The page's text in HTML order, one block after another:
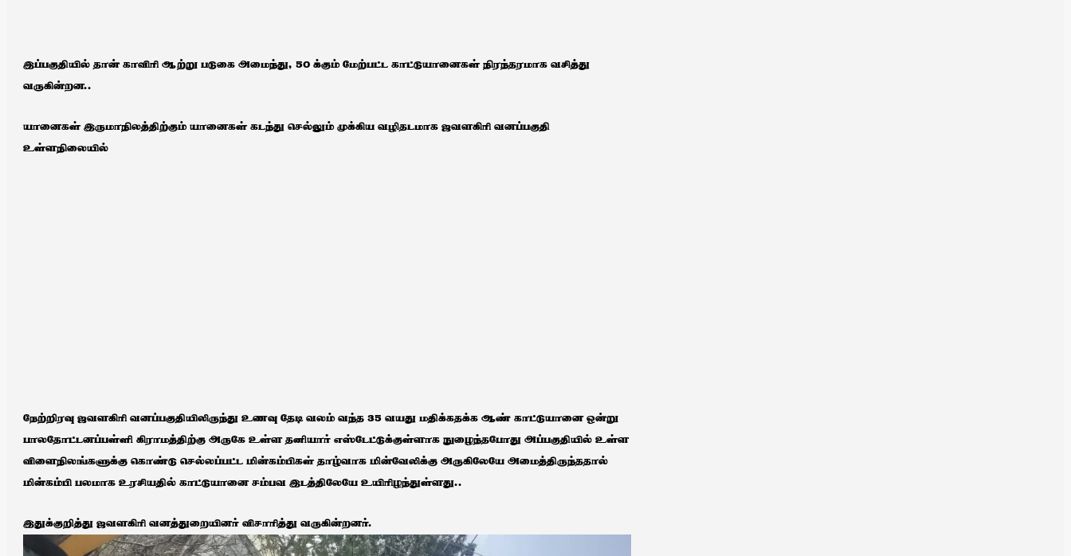
இப்பகுதியில் தான் காவிரி ஆற்று படுகை அமைந்து, 50 க்கும் மேற்பட்ட காட்டுயானைகள் நிரந்தரமாக வசித்து
வருகின்றன..
யானைகள் இருமாநிலத்திற்கும் யானைகள் கடந்து செல்லும் முக்கிய வழிதடமாக ஜவளகிரி வனப்பகுதி
உள்ளநிலையில்
நேற்றிரவு ஜவளகிரி வனப்பகுதியிலிருந்து உணவு தேடி வலம் வந்த 35 வயது மதிக்கதக்க ஆண் காட்டுயானை ஒன்று
பாலதோட்டனப்பள்ளி கிராமத்திற்கு அருகே உள்ள தனியார் எஸ்டேட்டுக்குள்ளாக நுழைந்தபோது அப்பகுதியில் உள்ள
விளைநிலங்களுக்கு கொண்டு செல்லப்பட்ட மின்கம்பிகள் தாழ்வாக மின்வேலிக்கு அருகிலேயே அமைத்திருந்ததால்
மின்கம்பி பலமாக உரசியதில் காட்டுயானை சம்பவ இடத்திலேயே உயிரிழந்துள்ளது..
இதுக்குறித்து ஜவளகிரி வனத்துறையினர் விசாரித்து வருகின்றனர்.